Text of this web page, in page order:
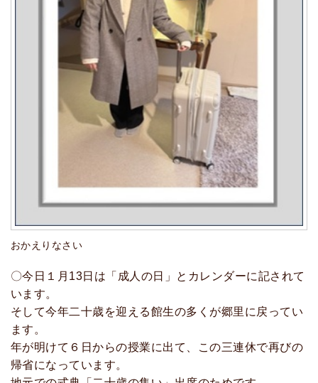
おかえりなさい
〇今日１月13日は「成人の日」とカレンダーに記されて
います。
そして今年二十歳を迎える館生の多くが郷里に戻ってい
ます。
年が明けて６日からの授業に出て、この三連休で再びの
帰省になっています。